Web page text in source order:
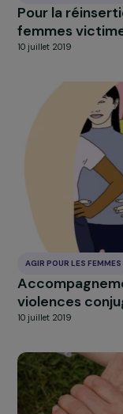
Garantir la
rurales par la
17 septembre 2019
Appui aux
10 juillet 2019